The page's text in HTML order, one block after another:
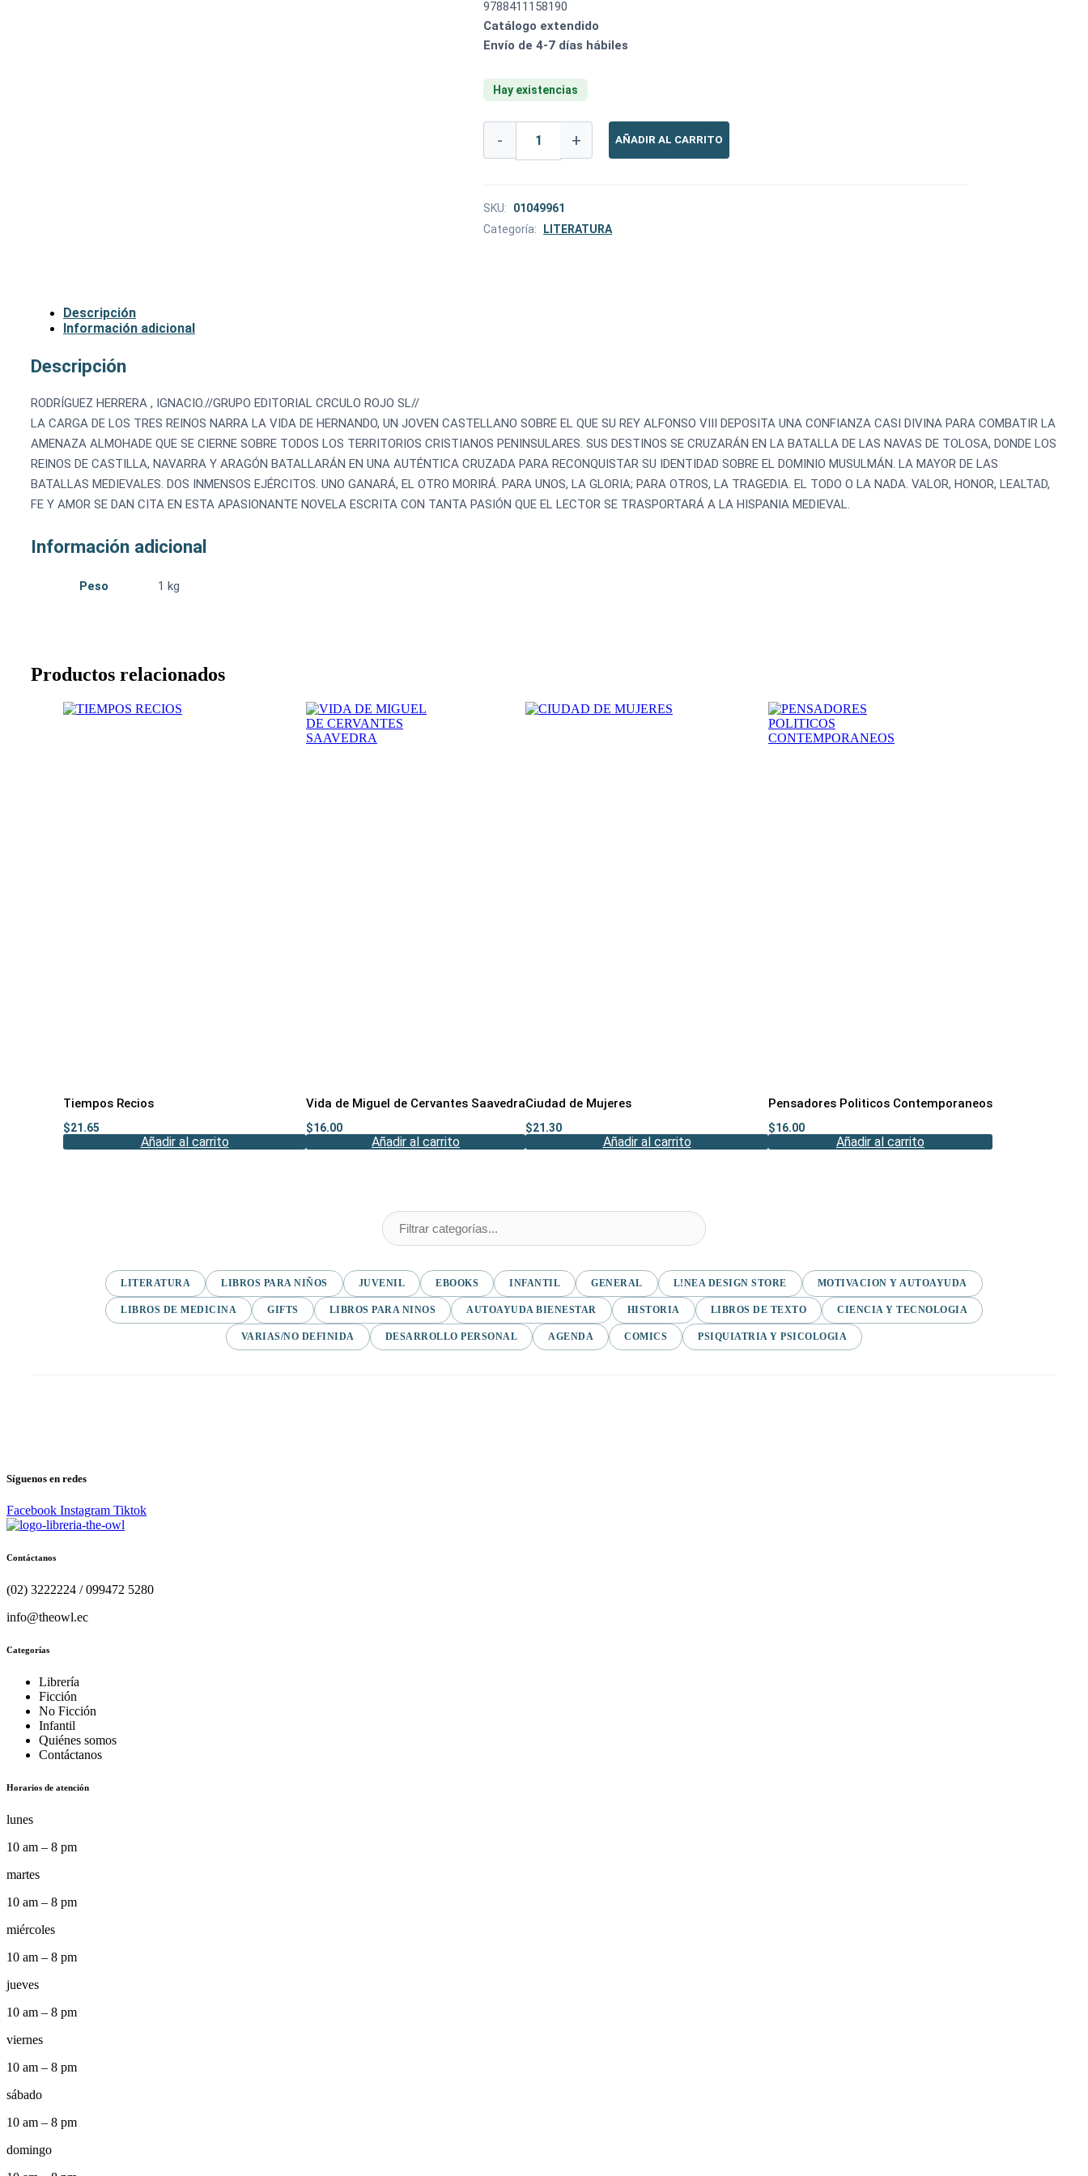
9788411158190
Catálogo extendido
Envío de 4-7 días hábiles
Hay existencias
-
CARGA
DE
REINOS
cantidad
+ AÑADIR AL CARRITO
SKU:
01049961
Categoría:
LITERATURA
Descripción
Información adicional
Descripción
RODRÍGUEZ HERRERA , IGNACIO.//GRUPO EDITORIAL CRCULO ROJO SL//
LA CARGA DE LOS TRES REINOS NARRA LA VIDA DE HERNANDO, UN JOVEN CASTELLANO SOBRE EL QUE SU REY ALFONSO VIII DEPOSITA UNA CONFIANZA CASI DIVINA PARA COMBATIR LA
AMENAZA ALMOHADE QUE SE CIERNE SOBRE TODOS LOS TERRITORIOS CRISTIANOS PENINSULARES. SUS DESTINOS SE CRUZARÁN EN LA BATALLA DE LAS NAVAS DE TOLOSA, DONDE LOS
REINOS DE CASTILLA, NAVARRA Y ARAGÓN BATALLARÁN EN UNA AUTÉNTICA CRUZADA PARA RECONQUISTAR SU IDENTIDAD SOBRE EL DOMINIO MUSULMÁN. LA MAYOR DE LAS
BATALLAS MEDIEVALES. DOS INMENSOS EJÉRCITOS. UNO GANARÁ, EL OTRO MORIRÁ. PARA UNOS, LA GLORIA; PARA OTROS, LA TRAGEDIA. EL TODO O LA NADA. VALOR, HONOR, LEALTAD,
FE Y AMOR SE DAN CITA EN ESTA APASIONANTE NOVELA ESCRITA CON TANTA PASIÓN QUE EL LECTOR SE TRASPORTARÁ A LA HISPANIA MEDIEVAL.
Información adicional
Peso 1 kg
Productos relacionados
Tiempos Recios
$21.65
Añadir al carrito
Vida de Miguel de Cervantes Saavedra
$16.00
Añadir al carrito
Ciudad de Mujeres
$21.30
Añadir al carrito
Pensadores Politicos Contemporaneos
$16.00
Añadir al carrito
LITERATURA LIBROS PARA NIÑOS JUVENIL EBOOKS INFANTIL GENERAL L!NEA DESIGN STORE MOTIVACION Y AUTOAYUDA
LIBROS DE MEDICINA GIFTS LIBROS PARA NINOS AUTOAYUDA BIENESTAR HISTORIA LIBROS DE TEXTO CIENCIA Y TECNOLOGIA
VARIAS/NO DEFINIDA DESARROLLO PERSONAL AGENDA COMICS PSIQUIATRIA Y PSICOLOGIA
Síguenos en redes
Facebook Instagram Tiktok
Contáctanos
(02) 3222224 / 099472 5280
info@theowl.ec
Categorías
Librería
Ficción
No Ficción
Infantil
Quiénes somos
Contáctanos
Horarios de atención
lunes
10 am – 8 pm
martes
10 am – 8 pm
miércoles
10 am – 8 pm
jueves
10 am – 8 pm
viernes
10 am – 8 pm
sábado
10 am – 8 pm
domingo